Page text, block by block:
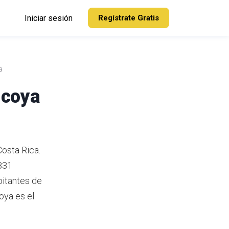
Iniciar sesión Regístrate Gratis
Rica.
de
es el